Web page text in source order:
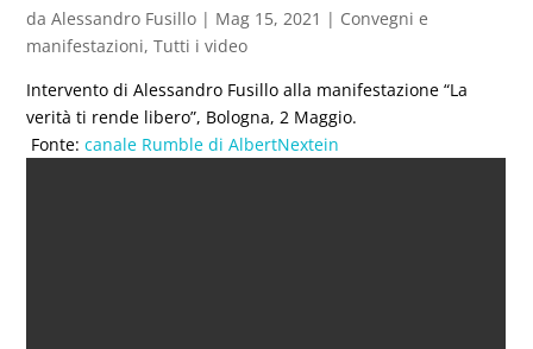
daAlessandro Fusillo | Mag 15, 2021 | Convegni e
manifestazioni,Tutti i video
Intervento di Alessandro Fusillo alla manifestazione “La
verità ti rende libero”, Bologna, 2 Maggio.
Fonte:canale Rumble di AlbertNextein